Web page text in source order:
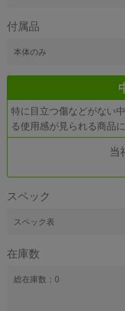
付属品
本体のみ
特に目立つ傷などがない
る使用感が見られる商品に
当
スペック
スペック表
在庫数
総在庫数：0
「新品」「未使用」「中古」など
CPU
OSの絞り込み
メモリ